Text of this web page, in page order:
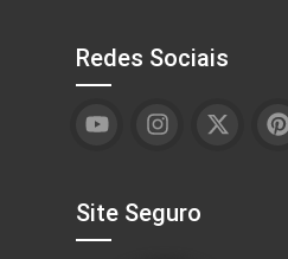
Redes Sociais
Site Seguro